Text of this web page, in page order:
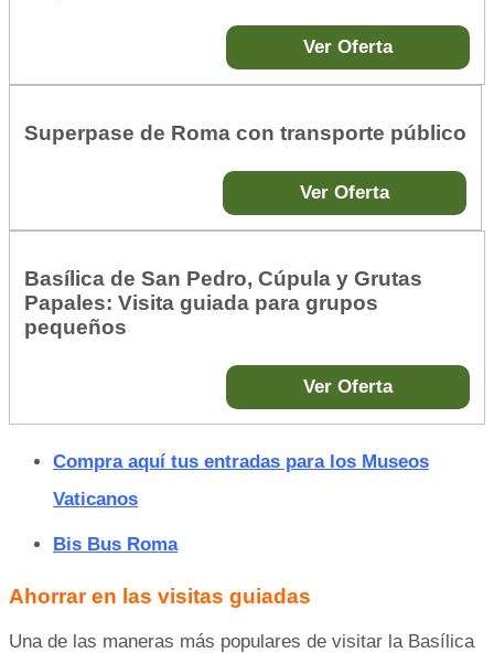
Ver Oferta
Superpase de Roma con transporte público
Ver Oferta
Basílica de San Pedro, Cúpula y Grutas
Papales: Visita guiada para grupos
pequeños
Ver Oferta
Compra aquí tus entradas para los Museos
Vaticanos
Bis Bus Roma
Ahorrar en las visitas guiadas
Una de las maneras más populares de visitar la Basílica